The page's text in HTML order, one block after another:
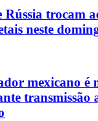
trocam
neste
mexicano é
transmissão